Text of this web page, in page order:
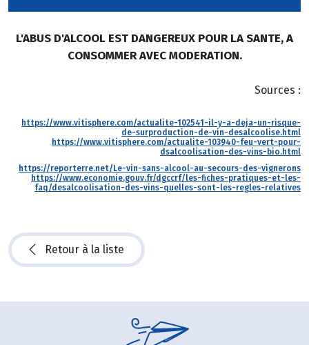
L'ABUS D'ALCOOL EST DANGEREUX POUR LA SANTE, A
CONSOMMER AVEC MODERATION.
Sources :
https://www.vitisphere.com/actualite-102541-il-y-a-deja-un-risque-
de-surproduction-de-vin-desalcoolise.html
https://www.vitisphere.com/actualite-103940-feu-vert-pour-
dsalcoolisation-des-vins-bio.html
https://reporterre.net/Le-vin-sans-alcool-au-secours-des-vignerons
https://www.economie.gouv.fr/dgccrf/les-fiches-pratiques-et-les-
faq/desalcoolisation-des-vins-quelles-sont-les-regles-relatives
Retour à la liste